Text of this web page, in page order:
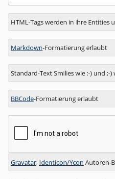
Antwort
zu
HTML-Tags werden in ihre Entities
Markdown-Formatierung erlaubt
Standard-Text Smilies wie :-) und
BBCode-Formatierung erlaubt
Gravatar, Identicon/Ycon Autoren-